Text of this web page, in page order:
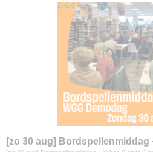
[zo 30 aug] Bordspellenmiddag